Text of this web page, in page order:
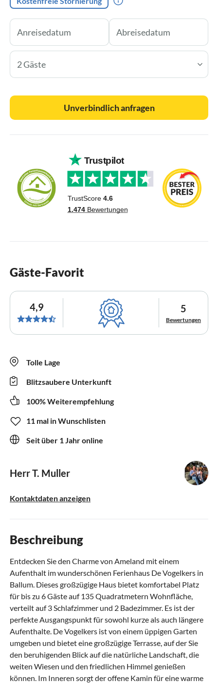
2 Gäste
Unverbindlich anfragen
Gäste-Favorit
4,9 5
Bewertungen
Tolle Lage
Blitzsaubere Unterkunft
100% Weiterempfehlung
11 mal in Wunschlisten
Seit über 1 Jahr online
Herr T. Muller
Kontaktdaten anzeigen
Beschreibung
Entdecken Sie den Charme von Ameland mit einem
Aufenthalt im wunderschönen Ferienhaus De Vogelkers in
Ballum. Dieses großzügige Haus bietet komfortabel Platz
für bis zu 6 Gäste auf 135 Quadratmetern Wohnfläche,
verteilt auf 3 Schlafzimmer und 2 Badezimmer. Es ist der
perfekte Ausgangspunkt für sowohl kurze als auch längere
Aufenthalte. De Vogelkers ist von einem üppigen Garten
umgeben und bietet eine großzügige Terrasse, auf der Sie
den beruhigenden Blick auf die natürliche Landschaft, die
weiten Wiesen und den friedlichen Himmel genießen
können. Im Inneren sorgt der offene Kamin für eine warme